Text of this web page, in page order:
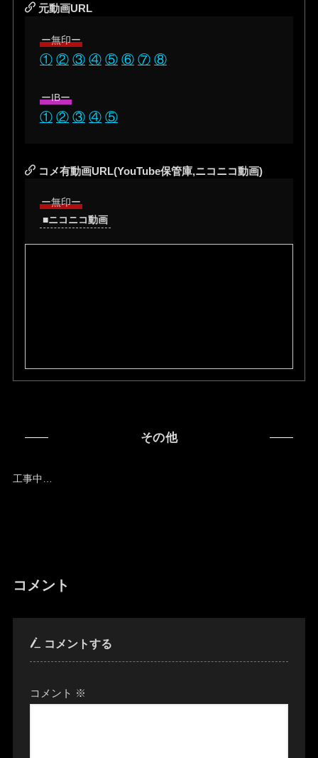
元動画URL
ー無印ー
① ② ③ ④ ⑤ ⑥ ⑦ ⑧
ーIBー
① ② ③ ④ ⑤
コメ有動画URL(YouTube保管庫,ニコニコ動画)
ー無印ー
■ニコニコ動画
その他
工事中…
コメント
コメントする
コメント ※